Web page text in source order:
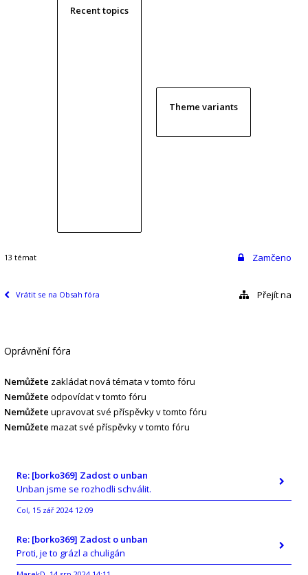
Recent topics
Theme variants
Zamčeno
13 témat
Vrátit se na Obsah fóra Přejít na
Oprávnění fóra
Nemůžete zakládat nová témata v tomto fóru
Nemůžete odpovídat v tomto fóru
Nemůžete upravovat své příspěvky v tomto fóru
Nemůžete mazat své příspěvky v tomto fóru
Re: [borko369] Zadost o unban
Unban jsme se rozhodli schválit.
Col, 15 zář 2024 12:09
Re: [borko369] Zadost o unban
Proti, je to grázl a chuligán